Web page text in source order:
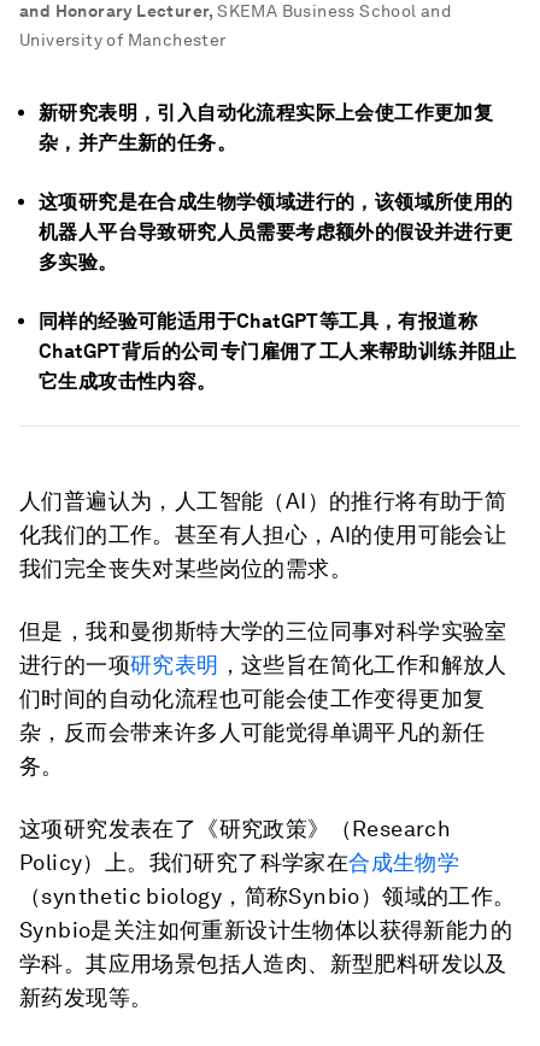
and Honorary Lecturer, SKEMA Business School and
University of Manchester
新研究表明，引入自动化流程实际上会使工作更加复
杂，并产生新的任务。
这项研究是在合成生物学领域进行的，该领域所使用的
机器人平台导致研究人员需要考虑额外的假设并进行更
多实验。
同样的经验可能适用于ChatGPT等工具，有报道称
ChatGPT背后的公司专门雇佣了工人来帮助训练并阻止
它生成攻击性内容。
人们普遍认为，人工智能（AI）的推行将有助于简
化我们的工作。甚至有人担心，AI的使用可能会让
我们完全丧失对某些岗位的需求。
但是，我和曼彻斯特大学的三位同事对科学实验室
进行的一项研究表明 ，这些旨在简化工作和解放人
们时间的自动化流程也可能会使工作变得更加复
杂，反而会带来许多人可能觉得单调平凡的新任
务。
这项研究发表在了《研究政策》（Research
Policy）上。我们研究了科学家在合成生物学
（synthetic biology，简称Synbio）领域的工作。
Synbio是关注如何重新设计生物体以获得新能力的
学科。其应用场景包括人造肉、新型肥料研发以及
新药发现等。